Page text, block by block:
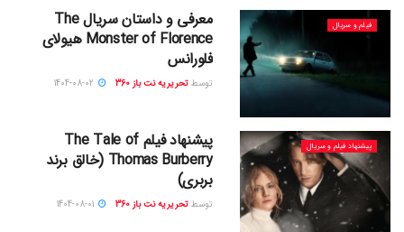
فیلم و سریال
معرفی و داستان سریال ‎The
Monster of Florence هیولای
فلورانس
توسط تحریریه نت باز 360
پیشنهاد فیلم و سریال
پیشنهاد فیلم The Tale of
Thomas Burberry (خالق ‎برند
بربری)
توسط تحریریه نت باز 360 1404-08-01